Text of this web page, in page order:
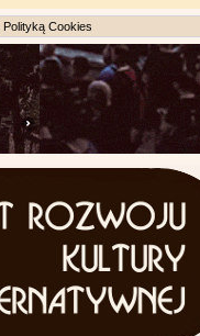
Polityką Cookies